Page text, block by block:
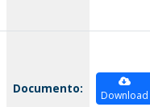
Documento: Download